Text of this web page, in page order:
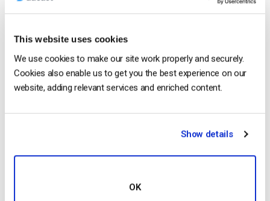
This website uses cookies
We use cookies to make our site work properly and securely.
Cookies also enable us to get you the best experience on our
website, adding relevant services and enriched content.
Show details
OK
Guida video: Come impostare le
video?